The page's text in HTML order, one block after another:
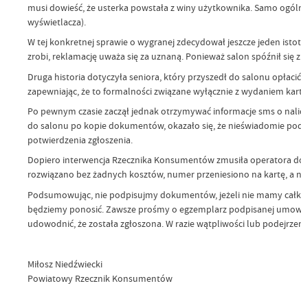
musi dowieść, że usterka powstała z winy użytkownika. Samo
wyświetlacza).
W tej konkretnej sprawie o wygranej zdecydował jeszcze jeden
zrobi, reklamację uważa się za uznaną. Ponieważ salon spóźnił
Druga historia dotyczyła seniora, który przyszedł do salonu
zapewniając, że to formalności związane wyłącznie z wydaniem
Po pewnym czasie zaczął jednak otrzymywać informacje sms o
do salonu po kopie dokumentów, okazało się, że nieświadomie
potwierdzenia zgłoszenia.
Dopiero interwencja Rzecznika Konsumentów zmusiła operatora
rozwiązano bez żadnych kosztów, numer przeniesiono na kartę, a
Podsumowując, nie podpisujmy dokumentów, jeżeli nie mamy
będziemy ponosić. Zawsze prośmy o egzemplarz podpisanej
udowodnić, że została zgłoszona. W razie wątpliwości lub
Miłosz Niedźwiecki
Powiatowy Rzecznik Konsumentów